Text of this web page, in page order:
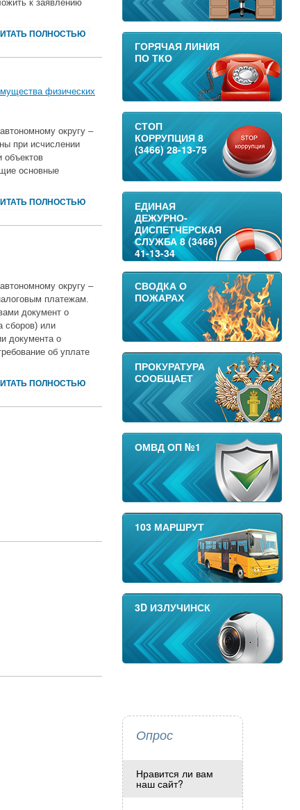
к заявлению
ПОЛНОСТЬЮ
физических
округу ‒
при исчислении
объектов
основные
ПОЛНОСТЬЮ
округу –
платежам.
документ о
сборов) или
документа о
об уплате
ПОЛНОСТЬЮ
ГОРЯЧАЯ ЛИНИЯ
ПО ТКО
СТОП
КОРРУПЦИЯ 8
(3466) 28-13-75
ЕДИНАЯ
ДЕЖУРНО-
ДИСПЕТЧЕРСКАЯ
СЛУЖБА 8 (3466)
41-13-34
СВОДКА О
ПОЖАРАХ
ПРОКУРАТУРА
СООБЩАЕТ
ОМВД ОП №1
103 МАРШРУТ
3D ИЗЛУЧИНСК
Опрос
Нравится ли вам
наш сайт?